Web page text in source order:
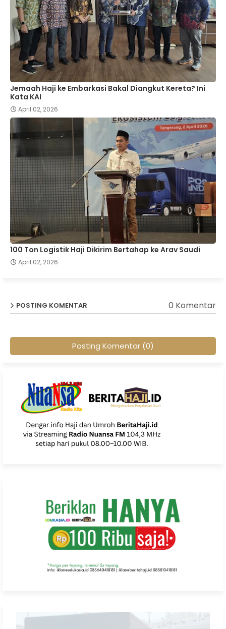
Jemaah Haji ke Embarkasi Bakal Diangkut Kereta? Ini
Kata KAI
April 02, 2026
100 Ton Logistik Haji Dikirim Bertahap ke Arav Saudi
April 02, 2026
POSTING KOMENTAR 0 Komentar
Posting Komentar (0)